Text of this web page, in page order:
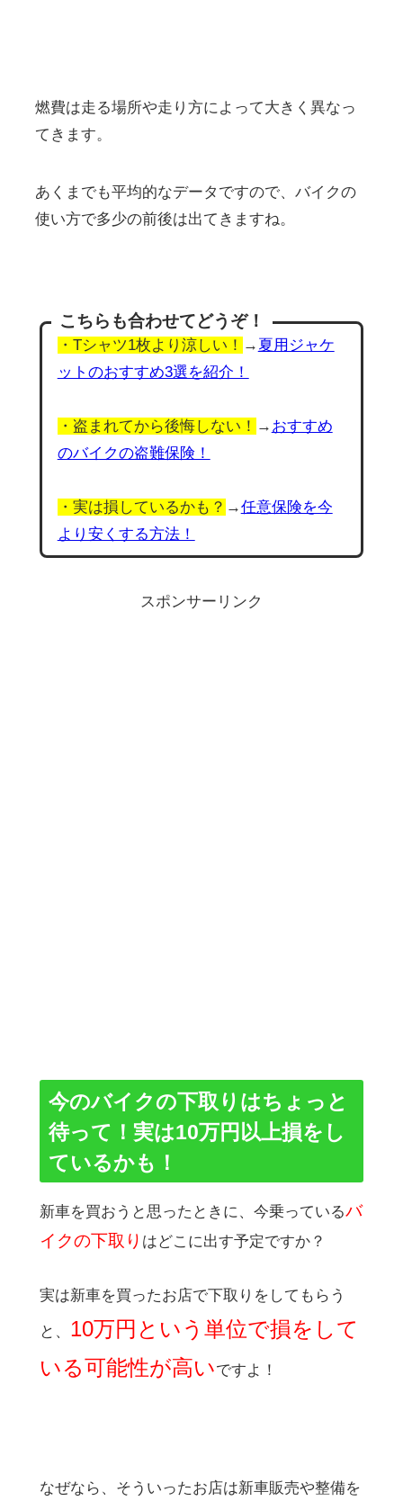
燃費は走る場所や走り方によって大きく異なっ
てきます。
あくまでも平均的なデータですので、バイクの
使い方で多少の前後は出てきますね。
こちらも合わせてどうぞ！
・Tシャツ1枚より涼しい！ → 夏用ジャケ
ットのおすすめ3選を紹介！
・盗まれてから後悔しない！ → おすすめ
のバイクの盗難保険！
・実は損しているかも？ →任意保険を今
より安くする方法！
スポンサーリンク
今のバイクの下取りはちょっと
待って！実は10万円以上損をし
ているかも！
新車を買おうと思ったときに、今乗っているバ
イクの下取り はどこに出す予定ですか？
実は新車を買ったお店で下取りをしてもらう
と、 10万円という単位で損をして
いる可能性が高いですよ！
なぜなら、そういったお店は新車販売や整備を